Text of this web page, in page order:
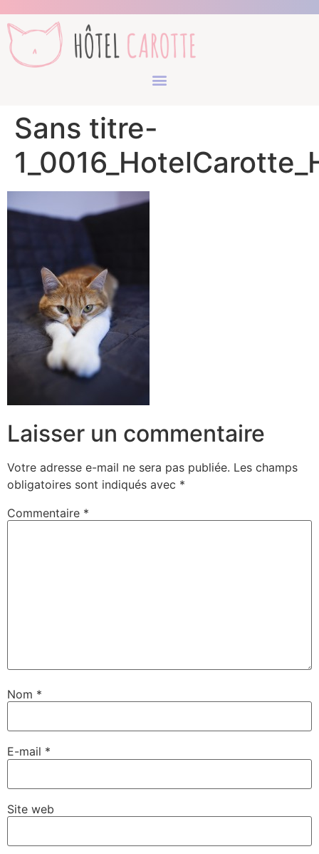
Sans titre-
Laisser un commentaire
Votre adresse e-mail ne sera pas publiée. Les champs
obligatoires sont indiqués avec *
Commentaire *
Nom *
E-mail *
Site web